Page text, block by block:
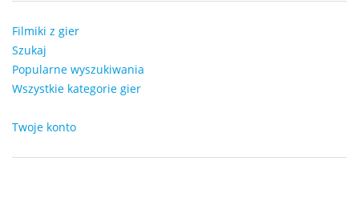
Filmiki z gier
Szukaj
Popularne wyszukiwania
Wszystkie kategorie gier
Twoje konto